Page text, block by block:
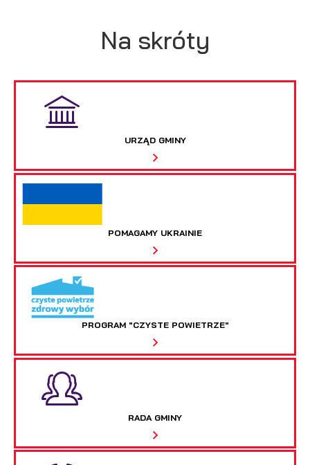
Na skróty
URZĄD GMINY
POMAGAMY UKRAINIE
PROGRAM "CZYSTE POWIETRZE"
RADA GMINY